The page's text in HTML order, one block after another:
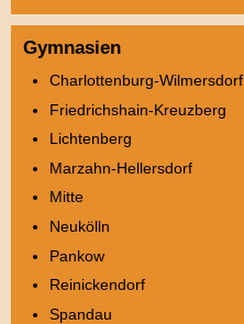
Gymnasien
Charlottenburg-Wilmersdorf
Friedrichshain-Kreuzberg
Lichtenberg
Marzahn-Hellersdorf
Mitte
Neukölln
Pankow
Reinickendorf
Spandau